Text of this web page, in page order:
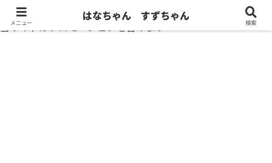
当サイトはプロモーションを含みます
メニュー
はなちゃん すずちゃん
検索